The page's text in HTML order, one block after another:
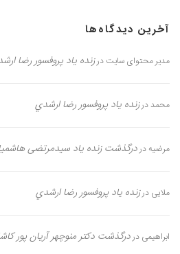
آخرین دیدگاه‌ها
مدیر محتوای سایت درزنده یاد پروفسور رضا
محمد درزنده یاد پروفسور رضا ارشدي
مرضیه دردرگذشت زنده یاد سیدمرتضی
ملایی درزنده یاد پروفسور رضا ارشدي
ابراهیمی دردرگذشت دکتر منوچهر آریان پور